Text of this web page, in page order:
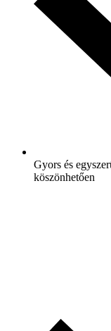
Gyors és
köszönhetően